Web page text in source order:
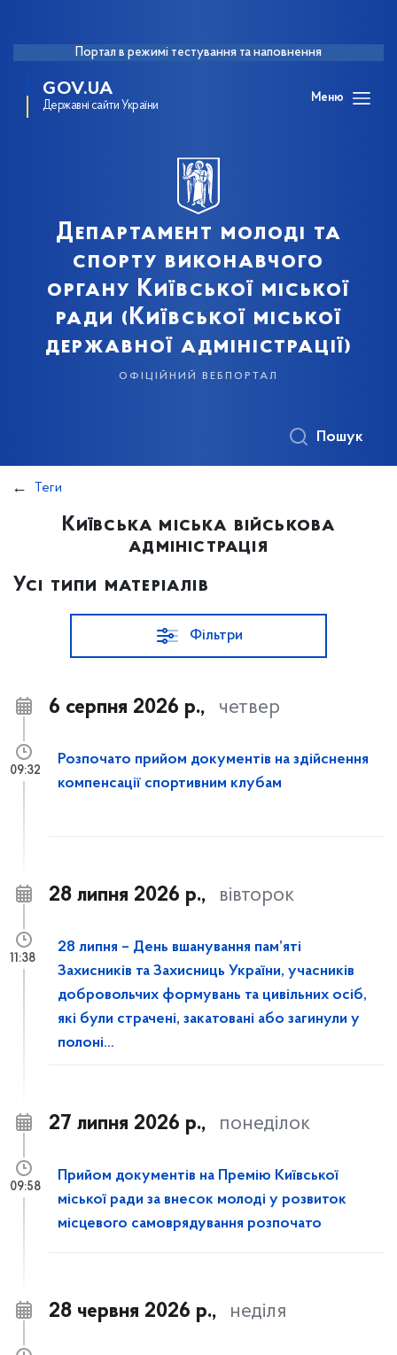
Портал в режимі тестування та наповнення
GOV.UA
Державні сайти України
Меню
Департамент молоді та
спорту виконавчого
органу Київської міської
ради (Київської міської
державної адміністрації)
офіційний вебпортал
Пошук
Теги
Київська міська військова
адміністрація
Усі типи матеріалів
Фільтри
6 серпня 2026 р., четвер
Розпочато прийом документів на здійснення
компенсації спортивним клубам
09:32
28 липня 2026 р., вівторок
28 липня – День вшанування пам’яті
Захисників та Захисниць України, учасників
добровольчих формувань та цивільних осіб,
які були страчені, закатовані або загинули у
полоні...
11:38
27 липня 2026 р., понеділок
Прийом документів на Премію Київської
міської ради за внесок молоді у розвиток
місцевого самоврядування розпочато
09:58
28 червня 2026 р., неділя